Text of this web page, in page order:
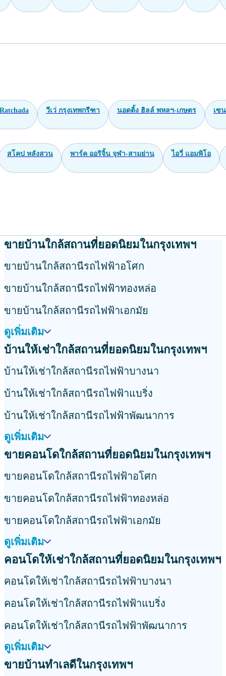
วีเว่ กรุงเทพกรีฑา นอตติ้ง ฮิลล์ พหลฯ-เกษตร เซ
สโคป หลังสวน พาร์ค ออริจิ้น จุฬา-สามย่าน ไอวี่ แอมพิโอ
ขายบ้านใกล้สถานที่ยอดนิยมในกรุงเทพฯ
ขายบ้านใกล้สถานีรถไฟฟ้าอโศก
ขายบ้านใกล้สถานีรถไฟฟ้าทองหล่อ
ขายบ้านใกล้สถานีรถไฟฟ้าเอกมัย
ดูเพิ่มเติม
บ้านให้เช่าใกล้สถานที่ยอดนิยมในกรุงเทพฯ
บ้านให้เช่าใกล้สถานีรถไฟฟ้าบางนา
บ้านให้เช่าใกล้สถานีรถไฟฟ้าแบริ่ง
บ้านให้เช่าใกล้สถานีรถไฟฟ้าพัฒนาการ
ดูเพิ่มเติม
ขายคอนโดใกล้สถานที่ยอดนิยมในกรุงเทพฯ
ขายคอนโดใกล้สถานีรถไฟฟ้าอโศก
ขายคอนโดใกล้สถานีรถไฟฟ้าทองหล่อ
ขายคอนโดใกล้สถานีรถไฟฟ้าเอกมัย
ดูเพิ่มเติม
คอนโดให้เช่าใกล้สถานที่ยอดนิยมในกรุงเทพฯ
คอนโดให้เช่าใกล้สถานีรถไฟฟ้าบางนา
คอนโดให้เช่าใกล้สถานีรถไฟฟ้าแบริ่ง
คอนโดให้เช่าใกล้สถานีรถไฟฟ้าพัฒนาการ
ดูเพิ่มเติม
ขายบ้านทำเลดีในกรุงเทพฯ